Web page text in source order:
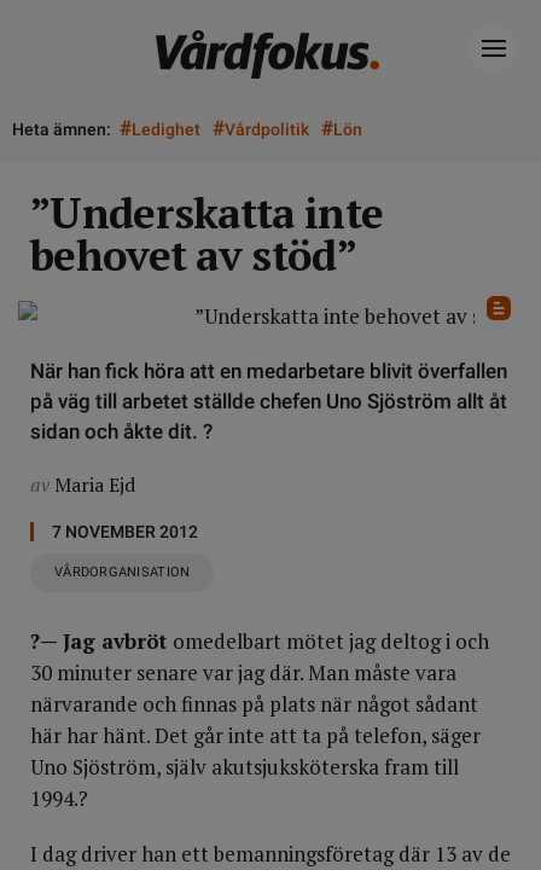
Heta ämnen: #Ledighet #Vårdpolitik #Lön
”Underskatta inte
behovet av stöd”
När han fick höra att en medarbetare blivit överfallen
på väg till arbetet ställde chefen Uno Sjöström allt åt
sidan och åkte dit. ?
av Maria Ejd
7 NOVEMBER 2012
VÅRDORGANISATION
?— Jag avbröt omedelbart mötet jag deltog i och
30 minuter senare var jag där. Man måste vara
närvarande och finnas på plats när något sådant
här har hänt. Det går inte att ta på telefon, säger
Uno Sjöström, själv akutsjuksköterska fram till
1994.?
I dag driver han ett bemanningsföretag där 13 av de